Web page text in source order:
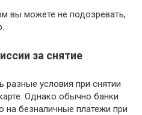
вы можете не подозревать,
за снятие
разные условия при снятии
Однако обычно банки
на безналичные платежи при